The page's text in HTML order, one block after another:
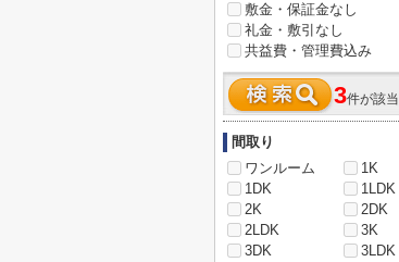
敷金・保証金なし
礼金・敷引なし
共益費・管理費込み
3件が該当
間取り
ワンルーム
1K
1DK
1LDK
2K
2DK
2LDK
3K
3DK
3LDK